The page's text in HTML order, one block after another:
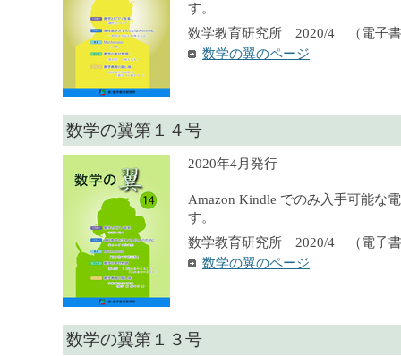
す。
数学教育研究所 2020/4 （電子
数学の翼のページ
数学の翼第１４号
2020年4月発行
Amazon Kindle でのみ入手可能な
す。
数学教育研究所 2020/4 （電子
数学の翼のページ
数学の翼第１３号